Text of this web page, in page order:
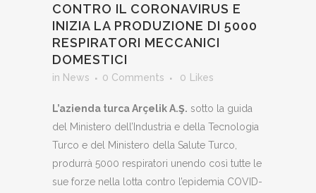
CONTRO IL CORONAVIRUS E
INIZIA LA PRODUZIONE DI 5000
RESPIRATORI MECCANICI
DOMESTICI
in News 0 Comments 0 Likes
L’azienda turca Arçelik A.Ş. sotto la guida
del Ministero dell’Industria e della Tecnologia
Turco e del Ministero della Salute Turco,
produrrà 5000 respiratori unendo così tutte le
sue forze nella lotta contro l’epidemia COVID-